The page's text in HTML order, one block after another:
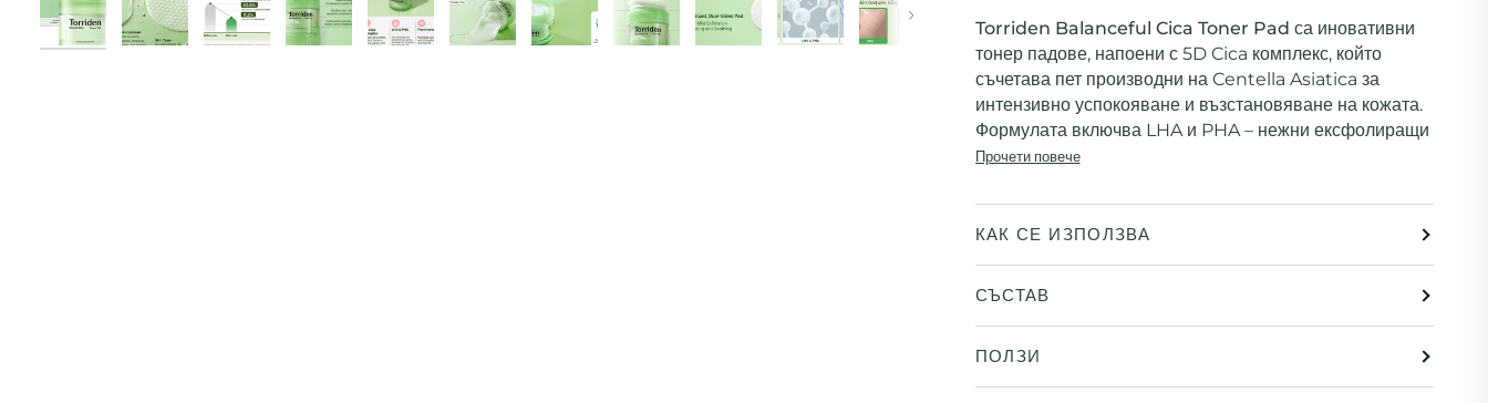
Следваща Torriden Balanceful Cica Toner Pad са иновативни
тонер падове, напоени с 5D Cica комплекс, който
съчетава пет производни на Centella Asiatica за
интензивно успокояване и възстановяване на кожата.
Формулата включва LHA и PHA – нежни ексфолиращи
Прочети повече
КАК СЕ ИЗПОЛЗВА
СЪСТАВ
ПОЛЗИ